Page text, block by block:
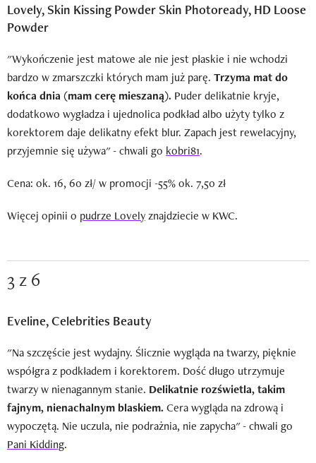
Lovely, Skin Kissing Powder Skin Photoready, HD Loose
Powder
"Wykończenie jest matowe ale nie jest płaskie i nie wchodzi
bardzo w zmarszczki których mam już parę. Trzyma mat do
końca dnia (mam cerę mieszaną). Puder delikatnie kryje,
dodatkowo wygładza i ujednolica podkład albo użyty tylko z
korektorem daje delikatny efekt blur. Zapach jest rewelacyjny,
przyjemnie się używa" - chwali go kobri81.
Cena: ok. 16, 60 zł/ w promocji -55% ok. 7,50 zł
Więcej opinii o pudrze Lovelyznajdziecie w KWC.
3 z 6
Eveline, Celebrities Beauty
"Na szczęście jest wydajny. Ślicznie wygląda na twarzy, pięknie
współgra z podkładem i korektorem. Dość długo utrzymuje
twarzy w nienagannym stanie. Delikatnie rozświetla, takim
fajnym, nienachalnym blaskiem. Cera wygląda na zdrową i
wypoczętą. Nie uczula, nie podrażnia, nie zapycha" - chwali go
Pani Kidding.